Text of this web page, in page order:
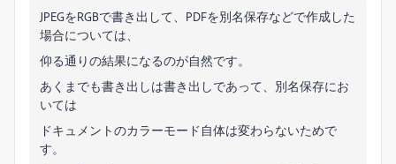
JPEGをRGBで書き出して、PDFを別名保存などで作成した
場合については、
仰る通りの結果になるのが自然です。
あくまでも書き出しは書き出しであって、別名保存にお
いては
ドキュメントのカラーモード自体は変わらないためで
す。